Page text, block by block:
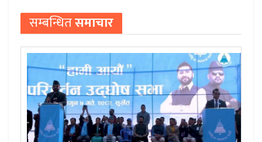
सम्बन्धितसमाचार